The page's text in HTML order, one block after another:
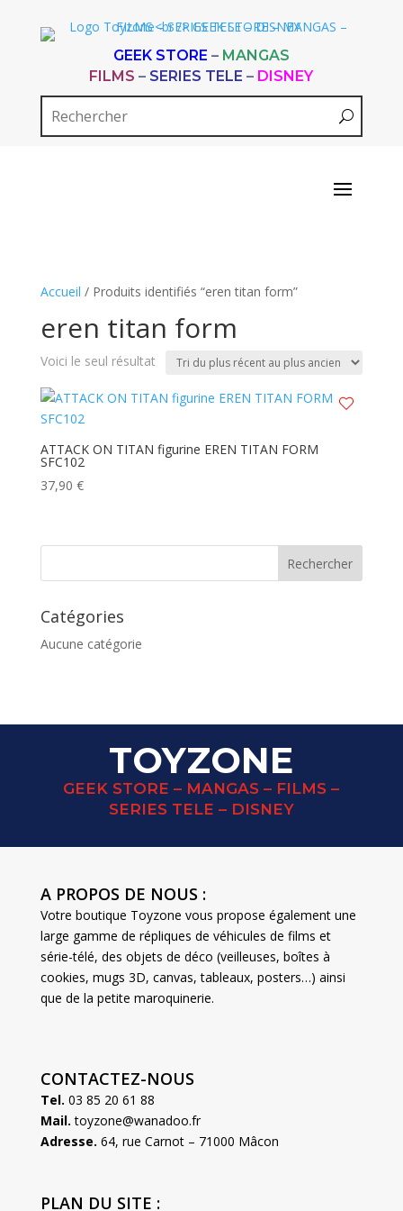
GEEK STORE – MANGAS
FILMS – SERIES TELE – DISNEY
Accueil / Produits identifiés “eren titan form”
eren titan form
Voici le seul résultat
ATTACK ON TITAN figurine EREN TITAN FORM
SFC102
37,90 €
Catégories
Aucune catégorie
TOYZONE
GEEK STORE – MANGAS – FILMS –
SERIES TELE – DISNEY
A PROPOS DE NOUS :
Votre boutique Toyzone vous propose également une
large gamme de répliques de véhicules de films et
série-télé, des objets de déco (veilleuses, boîtes à
cookies, mugs 3D, canvas, tableaux, posters…) ainsi
que de la petite maroquinerie.
CONTACTEZ-NOUS
Tel. 03 85 20 61 88
Mail. toyzone@wanadoo.fr
Adresse. 64, rue Carnot – 71000 Mâcon
PLAN DU SITE :